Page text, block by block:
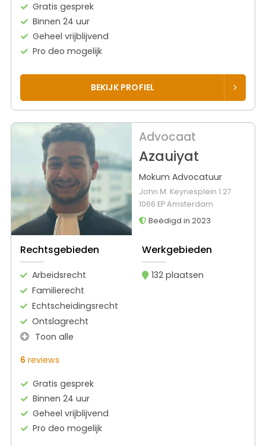
Gratis gesprek
Binnen 24 uur
Geheel vrijblijvend
Pro deo mogelijk
BEKIJK PROFIEL
Advocaat
Azauiyat
Mokum Advocatuur
John M. Keynesplein 1 27
1066 EP Amsterdam
Beëdigd in 2023
Rechtsgebieden
Arbeidsrecht
Familierecht
Echtscheidingsrecht
Ontslagrecht
Toon alle
Werkgebieden
132 plaatsen
6 reviews
Gratis gesprek
Binnen 24 uur
Geheel vrijblijvend
Pro deo mogelijk